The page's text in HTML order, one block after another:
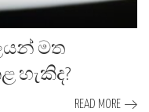
මත
හැකිද?
READ MORE